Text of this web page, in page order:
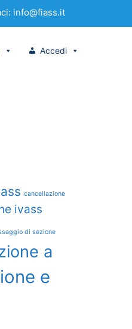
info@fiass.it
Accedi
cancellazione
ivass
di sezione
a
e